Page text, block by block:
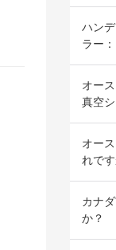
ハン
ラー
売業
オー
真空
オー
れで
カナ
か？